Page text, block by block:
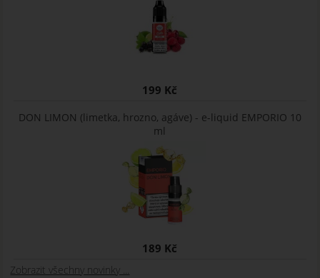
199 Kč
DON LIMON (limetka, hrozno, agáve) - e-liquid EMPORIO 10
ml
189 Kč
Zobrazit všechny novinky ...